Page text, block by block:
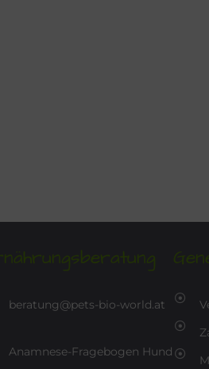
beratung@pets-bio-world.at
Anamnese-Fragebogen Hund